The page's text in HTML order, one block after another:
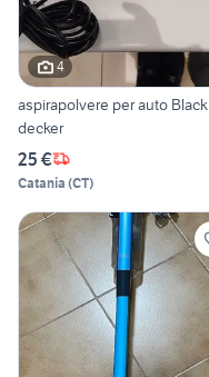
4
aspirapolvere per auto Black
decker
25 €
Catania (CT)